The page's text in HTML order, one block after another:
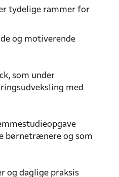
tydelige rammer for
og motiverende
som under
med
børnetrænere og som
og daglige praksis